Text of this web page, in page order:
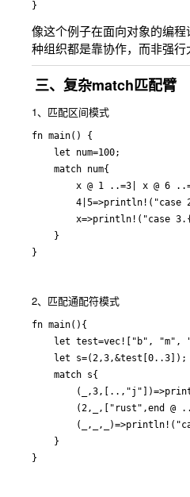
像这个例子在面向对象的编
种组织都是靠协作，而非强
三、复杂match匹配臂
1、匹配区间模式
fn main() {
    let num=100;
    match num{
x @ 1 ..=3| x @ 6
4|5=>println!("case
x=>println!("case
    }
2、匹配通配符模式
fn main(){
let test=vec!["b", "m",
    let s=(2,3,&test[0..3]);
    match s{
(2,_,["rust",end @
    }